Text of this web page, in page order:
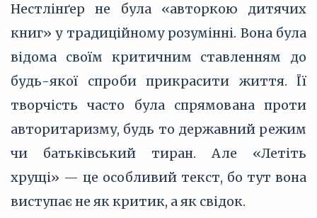
Нестлінґер не була «авторкою дитячих
книг» у традиційному розумінні. Вона була
відома своїм критичним ставленням до
будь-якої спроби прикрасити життя. Її
творчість часто була спрямована проти
авторитаризму, будь то державний режим
чи батьківський тиран. Але «Летіть
хрущі» — це особливий текст, бо тут вона
виступає не як критик, а як свідок.